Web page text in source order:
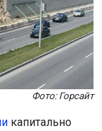
Фото: Горсайт
капитально